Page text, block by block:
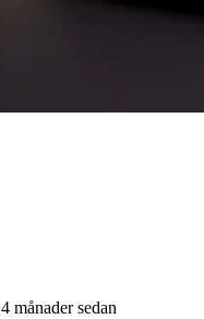
4 månader sedan